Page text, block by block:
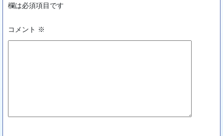
欄は必須項目です
コメント ※